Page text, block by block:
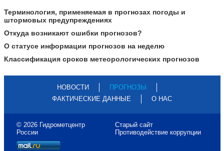
Терминология, применяемая в прогнозах погоды и
штормовых предупреждениях
Откуда возникают ошибки прогнозов?
О статусе информации прогнозов на неделю
Классификация сроков метеорологических прогнозов
НОВОСТИ
ПРОГНОЗЫ
ФАКТИЧЕСКИЕ ДАННЫЕ
О НАС
© 2026 Гидрометцентр
России
Старый сайт
Противодействие коррупции